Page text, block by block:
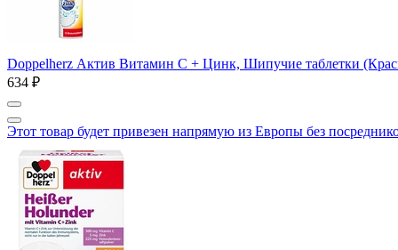
Doppelherz Актив Витамин C + Цинк, Шипучие таблетки
634 ₽
Этот товар будет привезен напрямую из Европы без